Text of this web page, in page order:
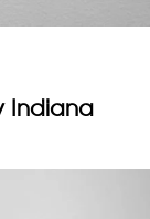
Indiana